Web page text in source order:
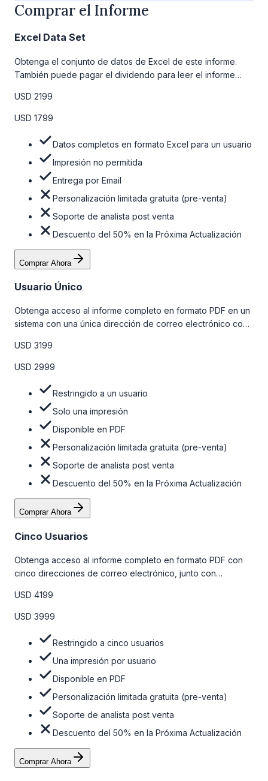
Comprar el Informe
Excel Data Set
Obtenga el conjunto de datos de Excel de este informe.
También puede pagar el dividendo para leer el informe
la tabla de precios a continuación.
USD 2199
USD 1799
Datos completos en formato Excel para un usuario
Impresión no permitida
Entrega por Email
Personalización limitada gratuita (pre-venta)
Soporte de analista post venta
Descuento del 50% en la Próxima Actualización
Comprar Ahora
Usuario Único
Obtenga acceso al informe completo en formato PDF en un
sistema con una única dirección de correo electrónico con
la tabla de precios a continuación.
USD 3199
USD 2999
Restringido a un usuario
Solo una impresión
Disponible en PDF
Personalización limitada gratuita (pre-venta)
Soporte de analista post venta
Descuento del 50% en la Próxima Actualización
Comprar Ahora
Cinco Usuarios
Obtenga acceso al informe completo en formato PDF con
cinco direcciones de correo electrónico, junto con
venta y el soporte post-venta de nuestros analistas. Para
obtener más información, consulte la tabla de precios a
USD 4199
USD 3999
Restringido a cinco usuarios
Una impresión por usuario
Disponible en PDF
Personalización limitada gratuita (pre-venta)
Soporte de analista post venta
Descuento del 50% en la Próxima Actualización
Comprar Ahora